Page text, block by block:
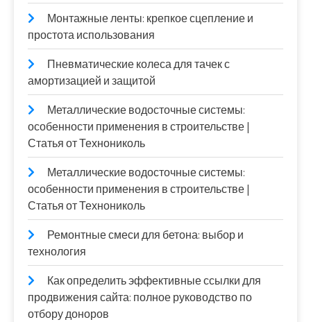
Монтажные ленты: крепкое сцепление и
простота использования
Пневматические колеса для тачек с
амортизацией и защитой
Металлические водосточные системы:
особенности применения в строительстве |
Статья от Технониколь
Металлические водосточные системы:
особенности применения в строительстве |
Статья от Технониколь
Ремонтные смеси для бетона: выбор и
технология
Как определить эффективные ссылки для
продвижения сайта: полное руководство по
отбору доноров